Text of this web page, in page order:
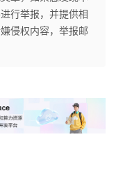
行举报，并提供相
侵权内容，举报邮